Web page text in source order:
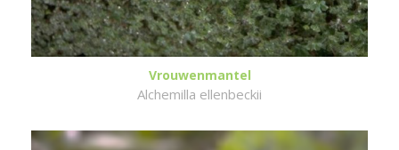
Vrouwenmantel
Alchemilla ellenbeckii